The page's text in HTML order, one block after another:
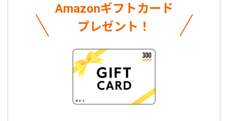
Amazonギフトカード
プレゼント！